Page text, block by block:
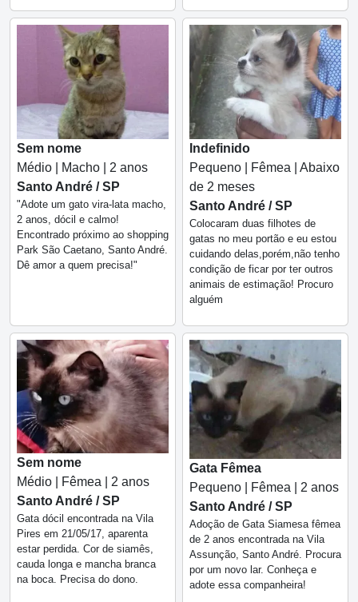
Sem nome
Médio | Macho | 2 anos
Santo André / SP
"Adote um gato vira-lata macho,
2 anos, dócil e calmo!
Encontrado próximo ao shopping
Park São Caetano, Santo André.
Dê amor a quem precisa!"
Indefinido
Pequeno | Fêmea | Abaixo
de 2 meses
Santo André / SP
Colocaram duas filhotes de
gatas no meu portão e eu estou
cuidando delas,porém,não tenho
condição de ficar por ter outros
animais de estimação! Procuro
alguém
Sem nome
Médio | Fêmea | 2 anos
Santo André / SP
Gata dócil encontrada na Vila
Pires em 21/05/17, aparenta
estar perdida. Cor de siamês,
cauda longa e mancha branca
na boca. Precisa do dono.
Gata Fêmea
Pequeno | Fêmea | 2 anos
Santo André / SP
Adoção de Gata Siamesa fêmea
de 2 anos encontrada na Vila
Assunção, Santo André. Procura
por um novo lar. Conheça e
adote essa companheira!